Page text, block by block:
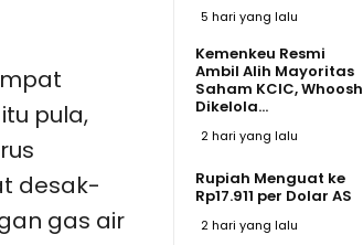
pula,
desak-
gas air
5 hari yang lalu
Kemenkeu Resmi
Ambil Alih Mayoritas
Saham KCIC, Whoosh
Dikelola...
2 hari yang lalu
Rupiah Menguat ke
Rp17.911 per Dolar AS
2 hari yang lalu